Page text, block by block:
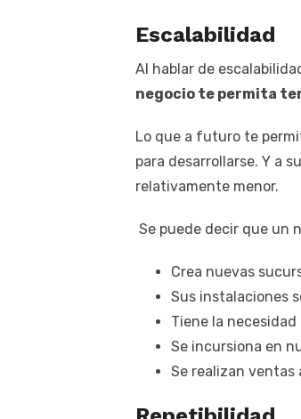
Escalabilidad
Al hablar de
negocio te permita
Lo que a futuro te
para desarrollarse. Y a
relativamente menor.
Se puede decir que un
Crea nuevas
Sus instalaciones
Tiene la
Se incursiona en
Se realizan ventas